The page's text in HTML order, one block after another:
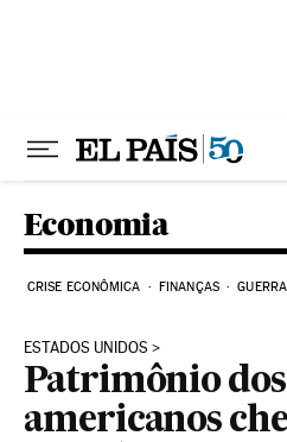
Economia
CRISE ECONÔMICA FINANÇAS
ESTADOS UNIDOS
Patrimônio
americanos